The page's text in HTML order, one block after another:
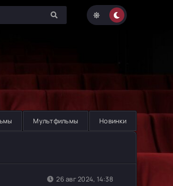
Мультфильмы Новинки
26 авг 2024, 14:38